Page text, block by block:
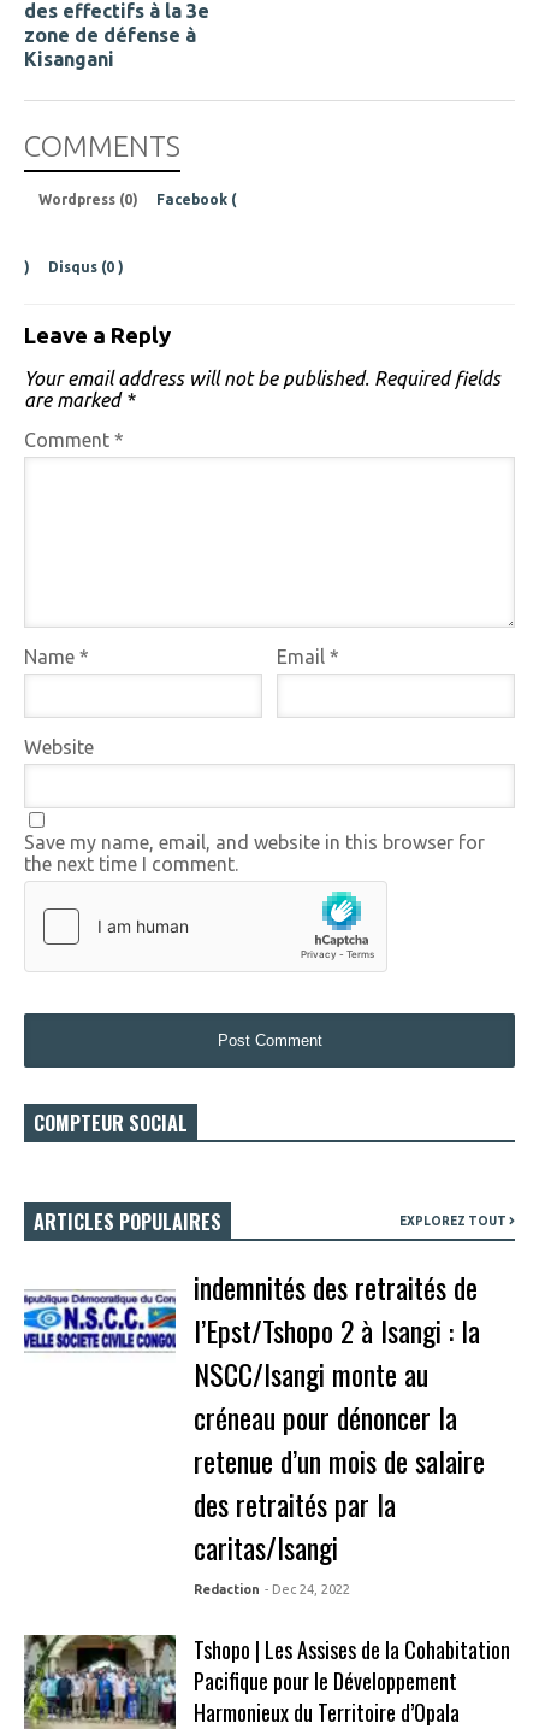
des effectifs à la 3e
zone de défense à
Kisangani
COMMENTS
Wordpress (0) Facebook (
) Disqus (0 )
Leave a Reply
Your email address will not be published. Required fields
are marked *
Comment *
Name * Email*
Website
Save my name, email, and website in this browser for
the next time I comment.
COMPTEUR SOCIAL
ARTICLES POPULAIRES EXPLOREZ TOUT
indemnités des retraités de
l’Epst/Tshopo 2 à Isangi : la
NSCC/Isangi monte au
créneau pour dénoncer la
retenue d’un mois de salaire
des retraités par la
caritas/Isangi
Redaction - Dec 24, 2022
Tshopo | Les Assises de la Cohabitation
Pacifique pour le Développement
Harmonieux du Territoire d’Opala